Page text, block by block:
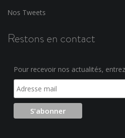
Nos Tweets
Restons en contact
Pour recevoir nos actualités,